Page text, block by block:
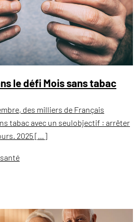
le défi Mois sans tabac
des milliers de Français
tabac avec un seulobjectif : arrêter
2025 […]